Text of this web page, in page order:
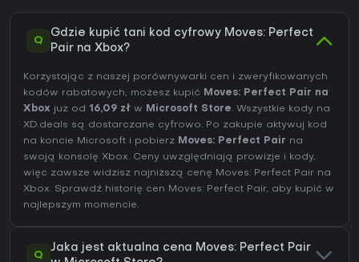
Q
Gdzie kupić tani kod cyfrowy Moves: Perfect
Pair na Xbox?
Korzystając z naszej porównywarki cen i zweryfikowanych
kodów rabatowych, możesz kupić
Moves: Perfect Pair na
Xbox już od 16,09 zł w Microsoft Store. Wszystkie kody na
XD.deals są dostarczane cyfrowo. Po zakupie aktywuj kod
na koncie Microsoft i pobierz Moves: Perfect Pair na
swoją konsolę Xbox. Ceny uwzględniają prowizje i kody,
więc zawsze widzisz najniższą cenę Moves: Perfect Pair na
Xbox. Sprawdź historię cen Moves: Perfect Pair, aby kupić w
najlepszym momencie.
Q
Jaka jest aktualna cena Moves: Perfect Pair